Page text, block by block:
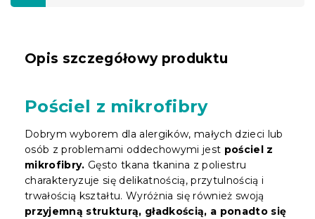
Opis szczegółowy produktu
Pościel z mikrofibry
Dobrym wyborem dla alergików, małych dzieci lub
osób z problemami oddechowymi jest pościel z
mikrofibry. Gęsto tkana tkanina z poliestru
charakteryzuje się delikatnością, przytulnością i
trwałością kształtu. Wyróżnia się również swoją
przyjemną strukturą, gładkością, a ponadto się